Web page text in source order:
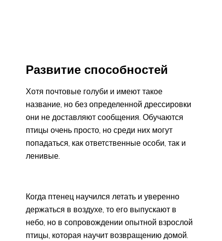
Развитие способностей
Хотя почтовые голуби и имеют такое
название, но без определенной дрессировки
они не доставляют сообщения. Обучаются
птицы очень просто, но среди них могут
попадаться, как ответственные особи, так и
ленивые.
Когда птенец научился летать и уверенно
держаться в воздухе, то его выпускают в
небо, но в сопровождении опытной взрослой
птицы, которая научит возвращению домой.